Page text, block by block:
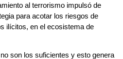
al terrorismo impulsó de
para acotar los riesgos de
ilícitos, en el ecosistema de
son los suficientes y esto genera